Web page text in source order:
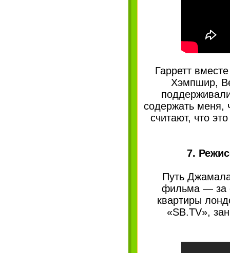
Гарретт
Хэмпшир,
содержать меня,
считают, что
7.
Путь
фильма — за
квартиры
«SB.TV»,